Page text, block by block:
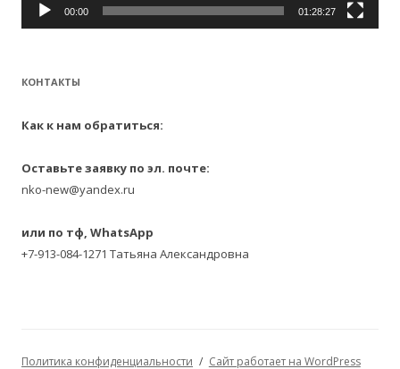
00:00 01:28:27
КОНТАКТЫ
Как к нам обратиться:
Оставьте заявку по эл. почте:
nko-new@yandex.ru
или по тф, WhatsApp
+7-913-084-1271 Татьяна Александровна
Политика конфиденциальности Сайт работает на WordPress